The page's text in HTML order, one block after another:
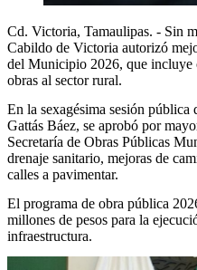
Cd. Victoria, Tamaulipas. - Sin
Cabildo de Victoria autorizó
del Municipio 2026, que incluye
obras al sector rural.
En la sexagésima sesión
Gattás Báez, se aprobó por
Secretaría de Obras Públicas
drenaje sanitario, mejoras de
calles a pavimentar.
El programa de obra pública
millones de pesos para la
infraestructura.